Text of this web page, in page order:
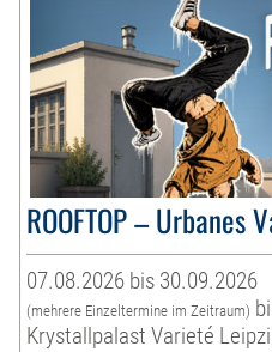
ROOFTOP – Urbanes
07.08.2026 bis 30.09.2026
(mehrere Einzeltermine im Zeitraum)
Krystallpalast Varieté